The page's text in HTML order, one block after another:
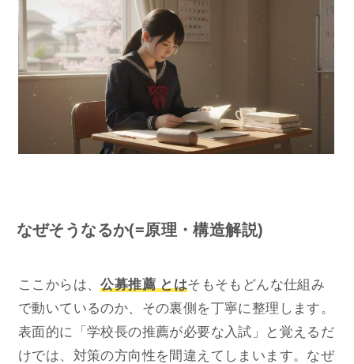
なぜそうなるか(=原理・構造解説)
ここからは、公募推薦 とはそもそもどんな仕組み
で動いているのか、その裏側を丁寧に整理します。
表面的に「学校長の推薦が必要な入試」と覚えるだ
けでは、対策の方向性を間違えてしまいます。なぜ